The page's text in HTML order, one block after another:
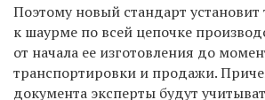
Поэтому новый стандарт установит
к шаурме по всей цепочке
от начала ее изготовления до
транспортировки и продажи.
документа эксперты будут